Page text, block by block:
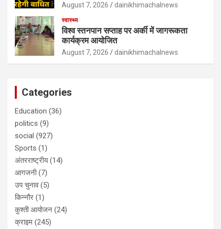
August 7, 2026 dainikhimachalnews
स्वास्थ्य
विश्व स्तनपान सप्ताह पर अर्की में जागरूकता
कार्यक्रम आयोजित
August 7, 2026 dainikhimachalnews
Categories
Education (36)
politics (9)
social (927)
Sports (1)
अंतरराष्ट्रीय(14)
आगजनी(7)
उप चुनाव(5)
किन्नौर (1)
कुश्ती आयोजन (24)
क्राइम (245)